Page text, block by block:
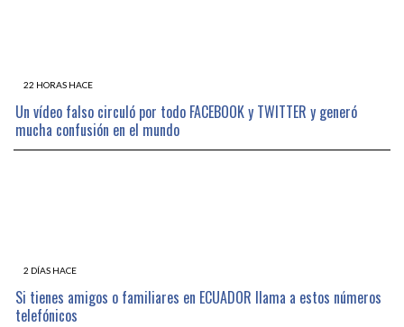
22 HORAS HACE
Un vídeo falso circuló por todo FACEBOOK y TWITTER y generó
mucha confusión en el mundo
2 DÍAS HACE
Si tienes amigos o familiares en ECUADOR llama a estos números
telefónicos